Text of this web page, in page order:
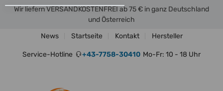
Wir liefern VERSANDKOSTENFREI ab 75 € in ganz Deutschland
und Österreich
News
Startseite Kontakt Hersteller
Service-Hotline +43-7758-30410 Mo-Fr: 10 - 18 Uhr